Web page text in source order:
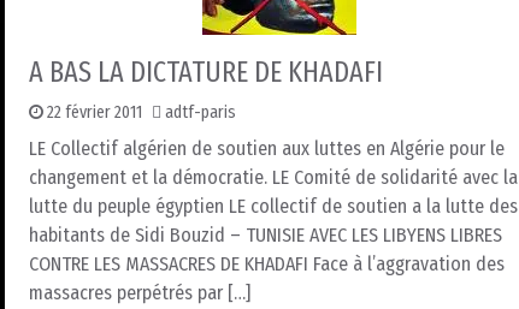
A BAS LA DICTATURE DE KHADAFI
22 février 2011 adtf-paris
LE Collectif algérien de soutien aux luttes en Algérie pour le
changement et la démocratie. LE Comité de solidarité avec la
lutte du peuple égyptien LE collectif de soutien a la lutte des
habitants de Sidi Bouzid – TUNISIE AVEC LES LIBYENS LIBRES
CONTRE LES MASSACRES DE KHADAFI Face à l’aggravation des
massacres perpétrés par […]